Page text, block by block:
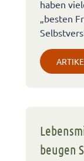
haben
„besten
beugen